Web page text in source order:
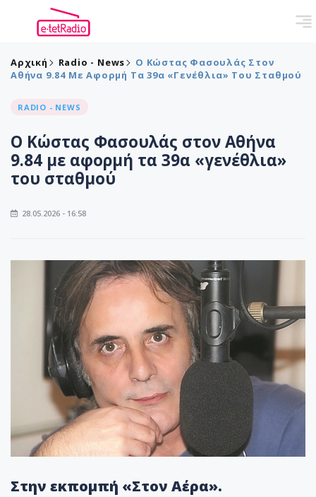
Αρχική Radio - News
Ο Κώστας Φασουλάς Στον
Αθήνα 9.84 Με Αφορμή Τα 39α «γενέθλια» Του Σταθμού
RADIO - NEWS
Ο Κώστας Φασουλάς στον Αθήνα
9.84 με αφορμή τα 39α «γενέθλια»
του σταθμού
28.05.2026 - 16:58
Στην εκπομπή «Στον Αέρα».